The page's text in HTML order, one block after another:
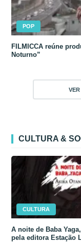
POP
FILMICCA reúne
Noturno”
CULTURA &
CULTURA
A noite de Baba
pela editora Estação